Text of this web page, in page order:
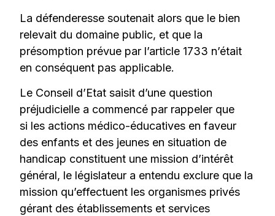
La défenderesse soutenait alors que le bien
relevait du domaine public, et que la
présomption prévue par l’article 1733 n’était
en conséquent pas applicable.
Le Conseil d’Etat saisit d’une question
préjudicielle a commencé par rappeler que
si les actions médico-éducatives en faveur
des enfants et des jeunes en situation de
handicap constituent une mission d’intérêt
général, le législateur a entendu exclure que la
mission qu’effectuent les organismes privés
gérant des établissements et services